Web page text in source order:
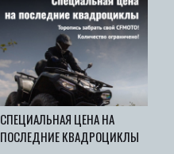
СПЕЦИАЛЬНАЯ ЦЕНА НА
ПОСЛЕДНИЕ КВАДРОЦИКЛЫ